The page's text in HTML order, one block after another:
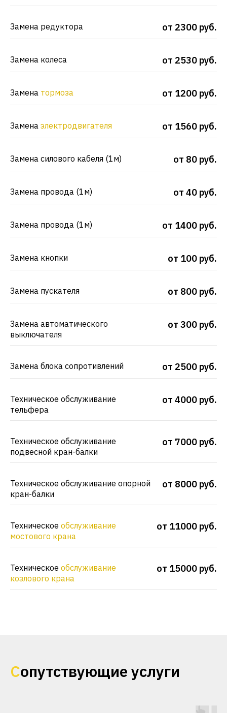
Замена редуктора от 2300 руб.
Замена колеса от 2530 руб.
Замена тормоза от 1200 руб.
Замена электродвигателя от 1560 руб.
Замена силового кабеля (1м) от 80 руб.
Замена провода (1м) от 40 руб.
Замена провода (1м) от 1400 руб.
Замена кнопки от 100 руб.
Замена пускателя от 800 руб.
Замена автоматического
выключателя
от 300 руб.
Замена блока сопротивлений от 2500 руб.
Техническое обслуживание
тельфера
от 4000 руб.
Техническое обслуживание
подвесной кран-балки
от 7000 руб.
Техническое обслуживание опорной
кран-балки
от 8000 руб.
Техническое обслуживание
мостового крана
от 11000 руб.
Техническое обслуживание
козлового крана
от 15000 руб.
Сопутствующие услуги